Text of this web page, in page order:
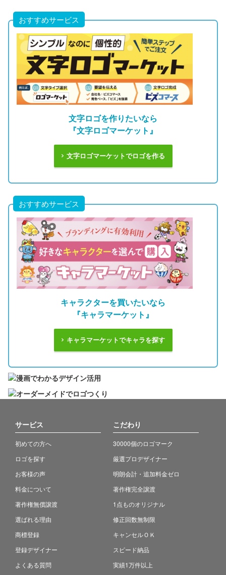
おすすめサービス
文字ロゴを作りたいなら
『文字ロゴマーケット』
文字ロゴマーケットでロゴを作る
おすすめサービス
キャラクターを買いたいなら
『キャラマーケット』
キャラマーケットでキャラを探す
サービス
初めての方へ
ロゴを探す
お客様の声
料金について
著作権無償譲渡
選ばれる理由
商標登録
登録デザイナー
よくある質問
こだわり
30000個のロゴマーク
厳選プロデザイナー
明朗会計・追加料金ゼロ
著作権完全譲渡
1点ものオリジナル
修正回数無制限
キャンセルＯＫ
スピード納品
実績1万件以上